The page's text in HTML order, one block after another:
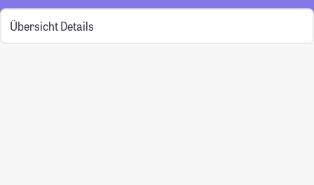
Übersicht Details